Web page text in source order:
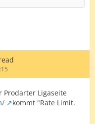
Prodarter Ligaseite
kommt "Rate Limit.